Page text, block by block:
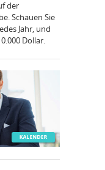
der
Schauen Sie
Jahr, und
Dollar.